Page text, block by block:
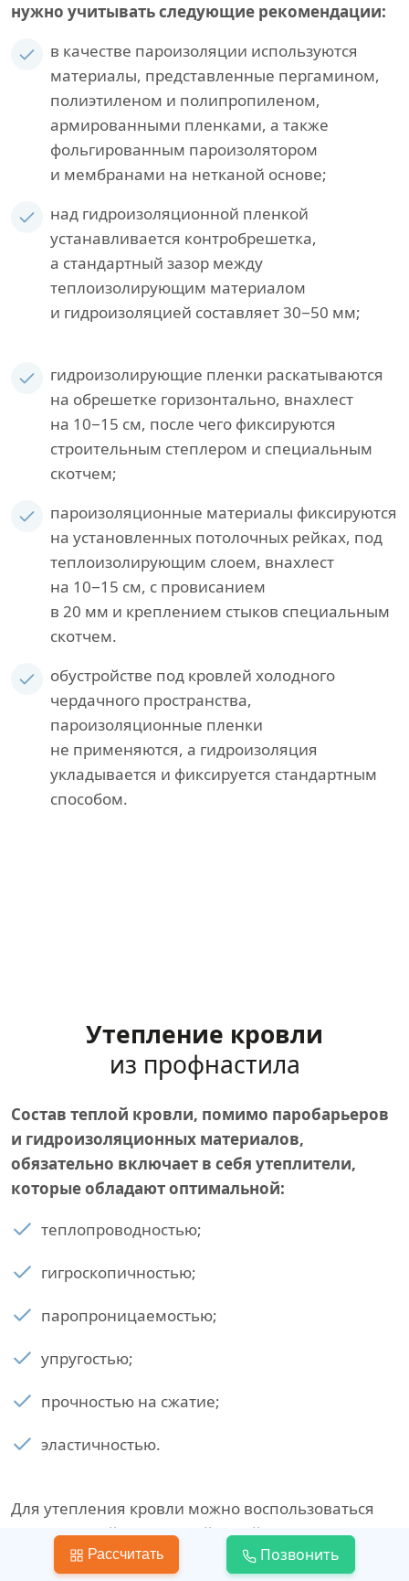
нужно учитывать следующие рекомендации:
в качестве пароизоляции используются
материалы, представленные пергамином,
полиэтиленом и полипропиленом,
армированными пленками, а также
фольгированным пароизолятором
и мембранами на нетканой основе;
над гидроизоляционной пленкой
устанавливается контробрешетка,
а стандартный зазор между
теплоизолирующим материалом
и гидроизоляцией составляет 30−50 мм;
гидроизолирующие пленки раскатываются
на обрешетке горизонтально, внахлест
на 10−15 см, после чего фиксируются
строительным степлером и специальным
скотчем;
пароизоляционные материалы фиксируются
на установленных потолочных рейках, под
теплоизолирующим слоем, внахлест
на 10−15 см, с провисанием
в 20 мм и креплением стыков специальным
скотчем.
обустройстве под кровлей холодного
чердачного пространства,
пароизоляционные пленки
не применяются, а гидроизоляция
укладывается и фиксируется стандартным
способом.
Утепление кровли
из профнастила
Состав теплой кровли, помимо паробарьеров
и гидроизоляционных материалов,
обязательно включает в себя утеплители,
которые обладают оптимальной:
теплопроводностью;
гигроскопичностью;
паропроницаемостью;
упругостью;
прочностью на сжатие;
эластичностью.
Для утепления кровли можно воспользоваться
минеральной и каменной ватой, сыпучими
материалами, пеноплэксом или пенопластом.
Рассчитать Позвонить